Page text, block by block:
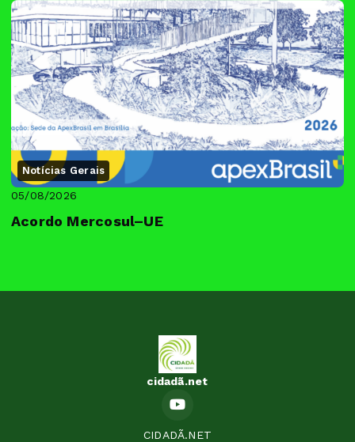
Notícias Gerais
05/08/2026
Acordo Mercosul–UE
cidadã.net
CIDADÃ.NET